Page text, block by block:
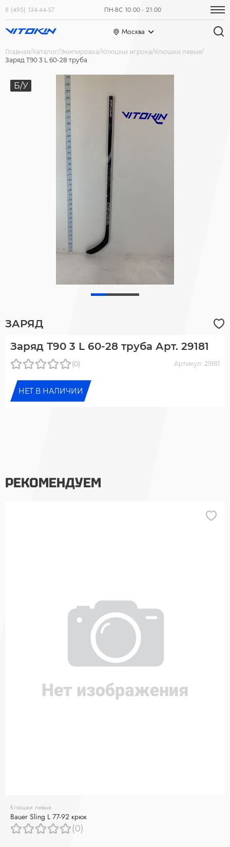
8 (495) 134-44-57 ПН-ВС 10:00 - 21:00
Москва
Главная Каталог Экипировка Клюшки игрока Клюшки левые
Заряд Т90 3 L 60-28 труба
Б/У
ЗАРЯД
Заряд Т90 3 L 60-28 труба Арт. 29181
(0) Артикул: 29181
НЕТ В НАЛИЧИИ
РЕКОМЕНДУЕМ
Клюшки левые
Bauer Sling L 77-92 крюк
(0)